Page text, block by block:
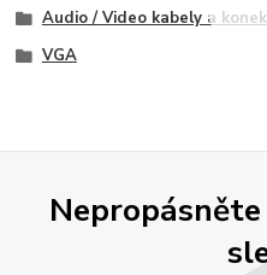
Audio / Video kabely a
VGA